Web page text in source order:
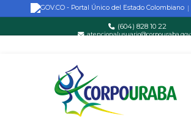
Saltar al contenido principal
|
(604) 828 10 22